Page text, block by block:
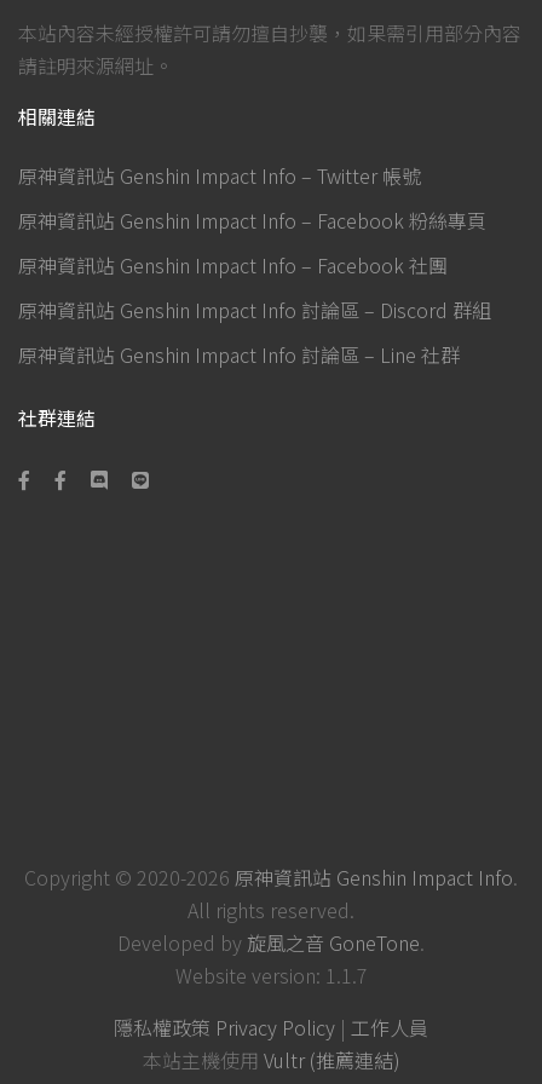
本站內容未經授權許可請勿擅自抄襲，如果需引用部分內容
請註明來源網址。
相關連結
原神資訊站 Genshin Impact Info – Twitter 帳號
原神資訊站 Genshin Impact Info – Facebook 粉絲專頁
原神資訊站 Genshin Impact Info – Facebook 社團
原神資訊站 Genshin Impact Info 討論區 – Discord 群組
原神資訊站 Genshin Impact Info 討論區 – Line 社群
社群連結
Copyright © 2020-2026 原神資訊站 Genshin Impact Info.
All rights reserved.
Developed by 旋風之音 GoneTone.
Website version: 1.1.7
隱私權政策 Privacy Policy | 工作人員
本站主機使用 Vultr (推薦連結)